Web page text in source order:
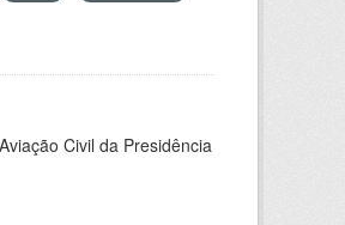
Civil da Presidência